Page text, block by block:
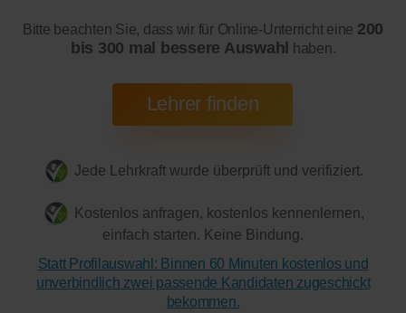
Bitte beachten Sie, dass wir für Online-Unterricht eine 200
bis 300 mal bessere Auswahl haben.
Jede Lehrkraft wurde überprüft und verifiziert.
Kostenlos anfragen, kostenlos kennenlernen,
einfach starten. Keine Bindung.
Statt Profilauswahl: Binnen 60 Minuten kostenlos und
unverbindlich zwei passende Kandidaten zugeschickt
bekommen.